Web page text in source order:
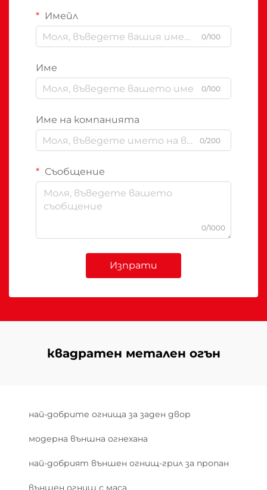
Имейл
0/100
Име
0/100
Име на компанията
0/200
Съобщение
0/1000
Изпрати
квадратен метален огън
най-добрите огнища за заден двор
модерна външна огнехана
най-добрият външен огнищ-грил за пропан
външен огнищ с маса